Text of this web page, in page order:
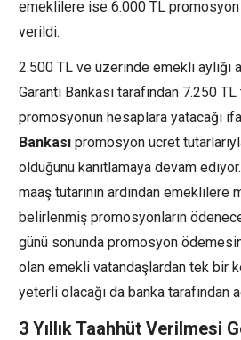
emeklilere ise 6.000 TL
verildi.
2.500 TL ve üzerinde emekli aylığı
Garanti Bankası tarafından 7.250 TL
promosyonun hesaplara yatacağı
Bankası promosyon ücret
olduğunu kanıtlamaya devam
maaş tutarının ardından emeklilere
belirlenmiş promosyonların
günü sonunda promosyon
olan emekli vatandaşlardan tek bir
yeterli olacağı da banka tarafından
3 Yıllık Taahhüt Verilmesi